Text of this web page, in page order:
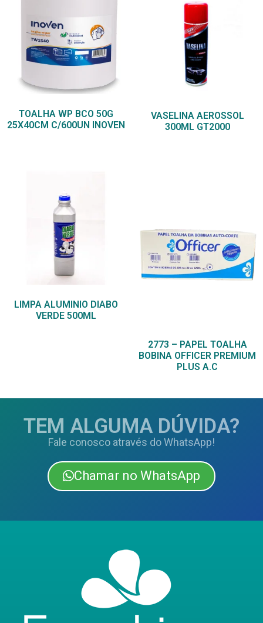
TOALHA WP BCO 50G
25X40CM C/600UN INOVEN
VASELINA AEROSSOL
300ML GT2000
LIMPA ALUMINIO DIABO
VERDE 500ML
2773 – PAPEL TOALHA
BOBINA OFFICER PREMIUM
PLUS A.C
TEM ALGUMA DÚVIDA?
Fale conosco através do WhatsApp!
Chamar no WhatsApp